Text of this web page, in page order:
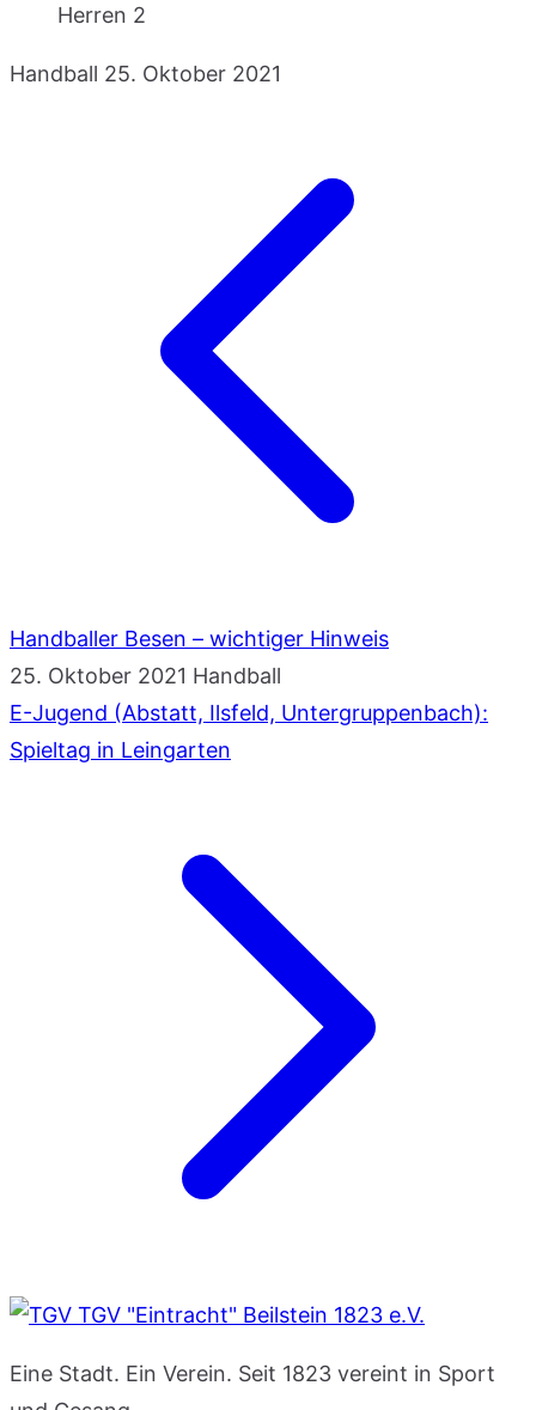
Herren 2
Handball 25. Oktober 2021
Handballer Besen – wichtiger Hinweis
25. Oktober 2021 Handball
E-Jugend (Abstatt, Ilsfeld, Untergruppenbach):
Spieltag in Leingarten
TGV "Eintracht" Beilstein 1823 e.V.
Eine Stadt. Ein Verein. Seit 1823 vereint in Sport